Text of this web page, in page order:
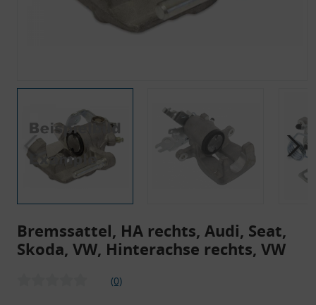
Bremssattel, HA rechts, Audi, Seat,
Skoda, VW, Hinterachse rechts, VW
(0)